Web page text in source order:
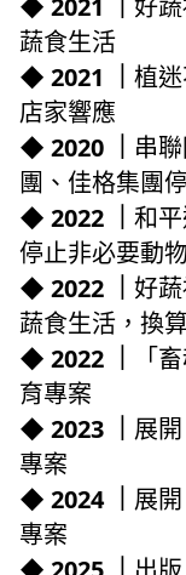
◆ 2021 ｜ 好
蔬食生活
◆ 2021 ｜ 植
店家響應
◆ 2020 ｜ 串
團、佳格集團
◆ 2022 ｜ 和
停止非必要動
◆ 2022 ｜ 好
蔬食生活，換
◆ 2022 ｜
「
育專案
◆ 2023 ｜ 展
專案
◆ 2024 ｜ 展
專案